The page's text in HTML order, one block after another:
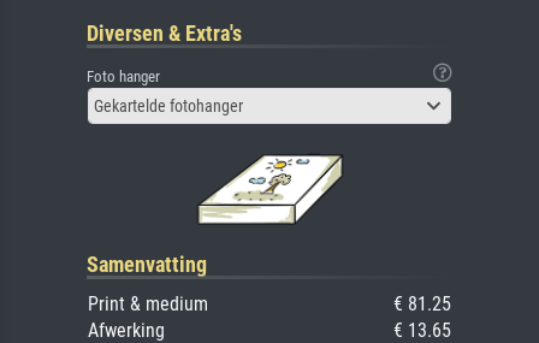
Diversen & Extra's
Foto hanger
Gekartelde fotohanger
Samenvatting
Print & medium
€ 81.25
Afwerking
€ 13.65